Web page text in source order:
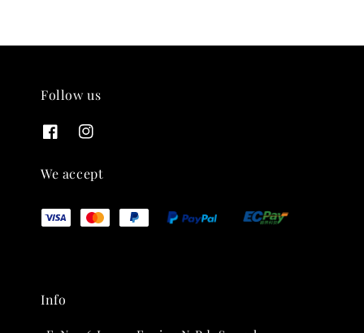
THT 九週年 唱片墊 (2入一組)
NT$ 580
Follow us
We accept
Info